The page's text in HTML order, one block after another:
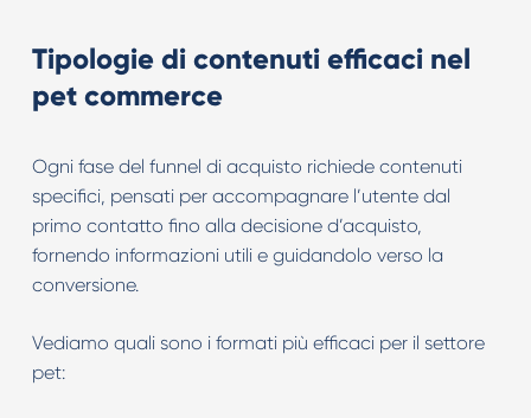
Tipologie di contenuti efficaci nel
pet commerce
Ogni fase del funnel di acquisto richiede contenuti
specifici, pensati per accompagnare l’utente dal
primo contatto fino alla decisione d’acquisto,
fornendo informazioni utili e guidandolo verso la
conversione.
Vediamo quali sono i formati più efficaci per il settore
pet: